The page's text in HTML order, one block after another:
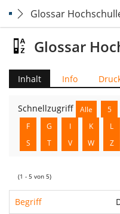
Glossar
Glossar
Inhalt Info
Schnellzugriff Alle 5
F
G I K L
S
T V W Z
(1 - 5 von 5)
Begriff